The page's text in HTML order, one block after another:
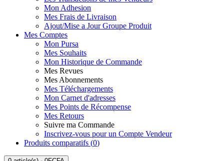
Mon Adhesion
Mes Frais de Livraison
Ajout/Mise a Jour Groupe Produit
Mes Comptes
Mon Pursa
Mes Souhaits
Mon Historique de Commande
Mes Revues
Mes Abonnements
Mes Téléchargements
Mon Carnet d'adresses
Mes Points de Récompense
Mes Retours
Suivre ma Commande
Inscrivez-vous pour un Compte Vendeur
Produits comparatifs (0)